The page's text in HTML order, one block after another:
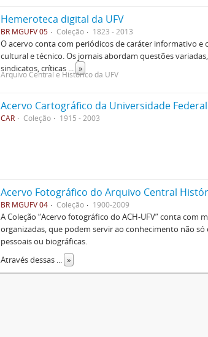
Hemeroteca digital da UFV
BR MGUFV 05 Coleção 1823 - 2013
O acervo conta com periódicos de caráter informativo e
cultural e técnico. Os jornais abordam questões
sindicatos, críticas
»
Arquivo Central e Histórico da UFV
Acervo Cartográfico da Universidade
CAR Coleção 1915 - 2003
Acervo Fotográfico do Arquivo Central
BR MGUFV 04 Coleção 1900-2009
A Coleção “Acervo fotográfico do ACH-UFV” conta com
organizadas, que podem servir ao conhecimento não
pessoais ou biográficas.
Através dessas
»